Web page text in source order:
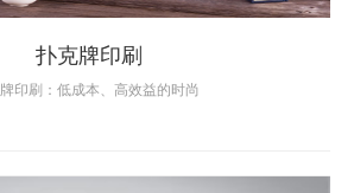
扑克牌印刷
印刷：低成本、高效益的时尚